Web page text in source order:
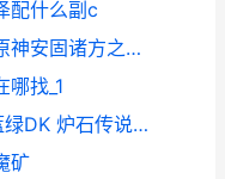
配什么副c
原神安固诸方之述演模式策略 原神安固诸方之述演最后一关
找_1
炉石传说翡翠梦境卡组多系蓝蓝绿DK 炉石传说翡翠梦境主题曲
矿